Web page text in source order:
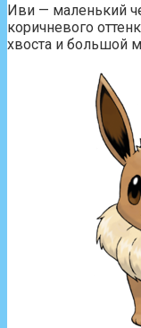
Иви — маленький
коричневого
хвоста и большой